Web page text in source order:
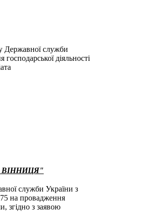
Державної служби
діяльності
ВІННИЦЯ"
служби України з
на провадження
згідно з заявою